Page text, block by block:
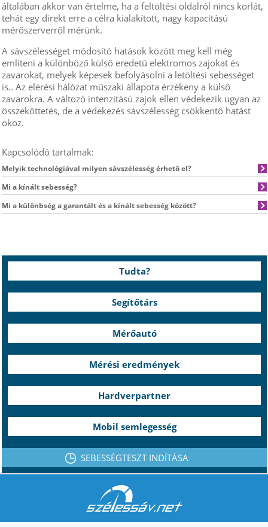
általában akkor van értelme, ha a feltöltési oldalról nincs korlát,
tehát egy direkt erre a célra kialakított, nagy kapacitású
mérőszerverről mérünk.
A sávszélességet módosító hatások között meg kell még
említeni a különböző külső eredetű elektromos zajokat és
zavarokat, melyek képesek befolyásolni a letöltési sebességet
is.. Az elérési hálózat műszaki állapota érzékeny a külső
zavarokra. A változó intenzitású zajok ellen védekezik ugyan az
összeköttetés, de a védekezés sávszélesség csökkentő hatást
okoz.
Kapcsolódó tartalmak:
Melyik technológiával milyen sávszélesség érhető el?
Mi a kínált sebesség?
Mi a különbség a garantált és a kínált sebesség között?
Tudta?
Segítőtárs
Mérőautó
Mérési eredmények
Hardverpartner
Mobil semlegesség
SEBESSÉGTESZT INDÍTÁSA